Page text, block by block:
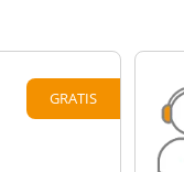
GRATIS